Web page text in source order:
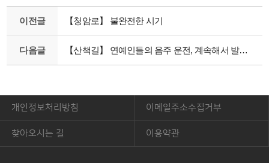
이전글 【청암로】 불완전한 시기
다음글 【산책길】 연예인들의 음주 운전, 계속해서 발생하는 이유는
개인정보처리방침 이메일주소수집거부
찾아오시는 길 이용약관